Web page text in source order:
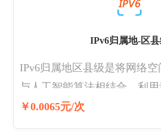
IPv6归属地-区
IPv6归属地区县级是将网络
与人工智能算法相结合，利用
法和基于多层神经网络的IP地
￥0.0065元/次